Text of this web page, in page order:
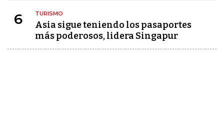
6 TURISMO
Asia sigue teniendo los pasaportes
más poderosos, lidera Singapur